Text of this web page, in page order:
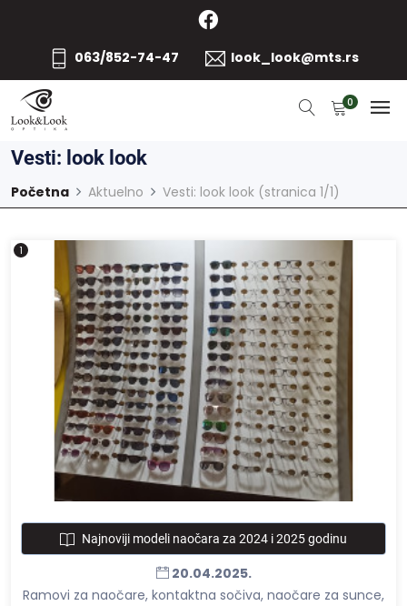
063/852-74-47 look_look@mts.rs
0
Vesti: look look
Početna Aktuelno Vesti: look look (stranica 1/1)
1
Najnoviji modeli naočara za 2024 i 2025 godinu
20.04.2025.
Ramovi za naočare, kontaktna sočiva, naočare za sunce,